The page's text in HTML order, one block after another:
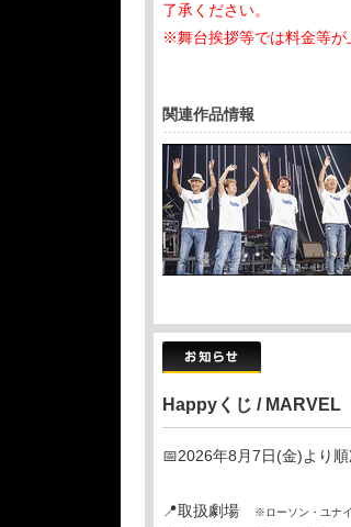
了承ください。
※舞台挨拶等では料金等が
関連作品情報
Happyくじ / MARVEL
📅2026年8月7日(金)より
📍取扱劇場 ※ローソン・ユナ